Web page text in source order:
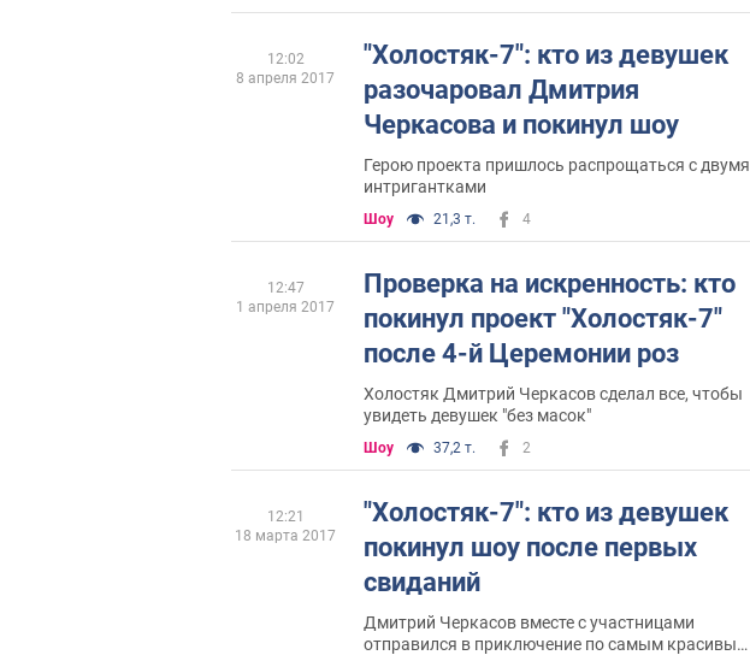
"Холостяк-7": кто из девушек
разочаровал Дмитрия
Черкасова и покинул шоу
Герою проекта пришлось распрощаться с двумя
интригантками
Шоу 21,3 т. 4
12:02
8 апреля 2017
Проверка на искренность: кто
покинул проект "Холостяк-7"
после 4-й Церемонии роз
Холостяк Дмитрий Черкасов сделал все, чтобы
увидеть девушек "без масок"
Шоу 37,2 т. 2
12:47
1 апреля 2017
"Холостяк-7": кто из девушек
покинул шоу после первых
свиданий
Дмитрий Черкасов вместе с участницами
отправился в приключение по самым красивым
12:21
18 марта 2017